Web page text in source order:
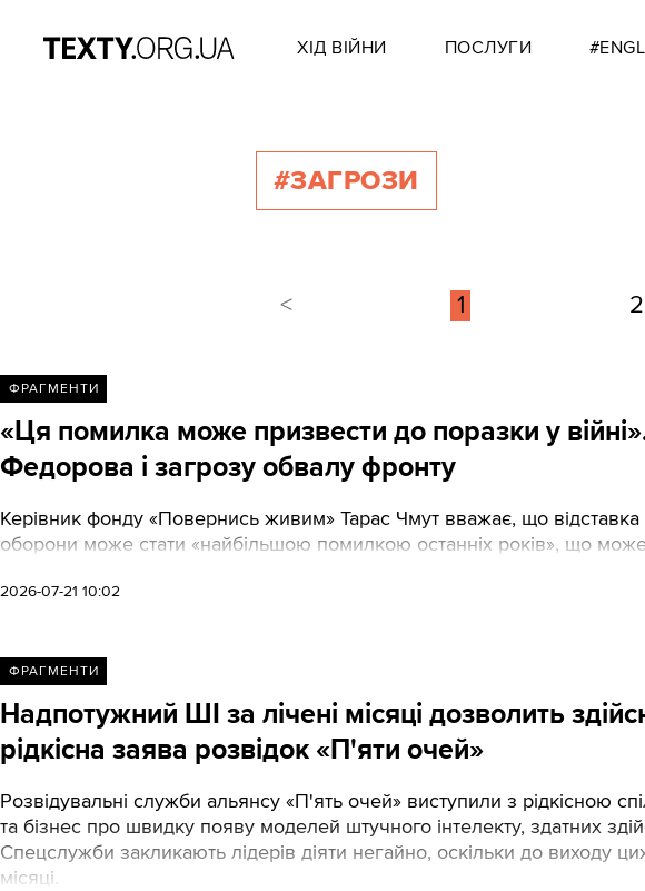
ХІД ВІЙНИ ПОСЛУГИ
#ЗАГРОЗИ
< 1 2
ФРАГМЕНТИ
«Ця помилка може призвести до поразки у
Федорова і загрозу обвалу фронту
Керівник фонду «Повернись живим» Тарас Чмут вважає, що
оборони може стати «найбільшою помилкою останніх років», що може
2026-07-21 10:02
ФРАГМЕНТИ
Надпотужний ШІ за лічені місяці дозволить
рідкісна заява розвідок «П'яти очей»
Розвідувальні служби альянсу «П'ять очей» виступили з рідкісною
та бізнес про швидку появу моделей штучного інтелекту, здатних
Спецслужби закликають лідерів діяти негайно, оскільки до виходу
місяці.